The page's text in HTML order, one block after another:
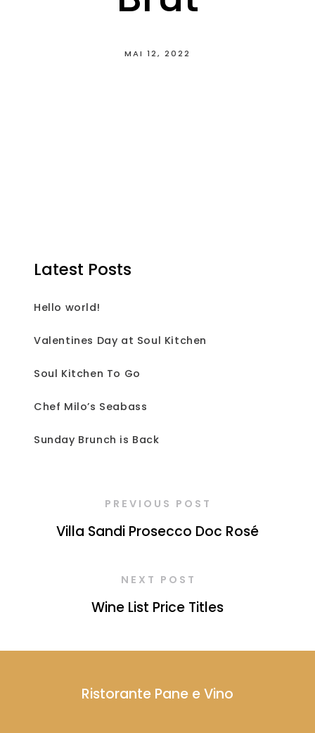
MAI 12, 2022
Latest Posts
Hello world!
Valentines Day at Soul Kitchen
Soul Kitchen To Go
Chef Milo’s Seabass
Sunday Brunch is Back
PREVIOUS POST
Villa Sandi Prosecco Doc Rosé
NEXT POST
Wine List Price Titles
Ristorante Pane e Vino